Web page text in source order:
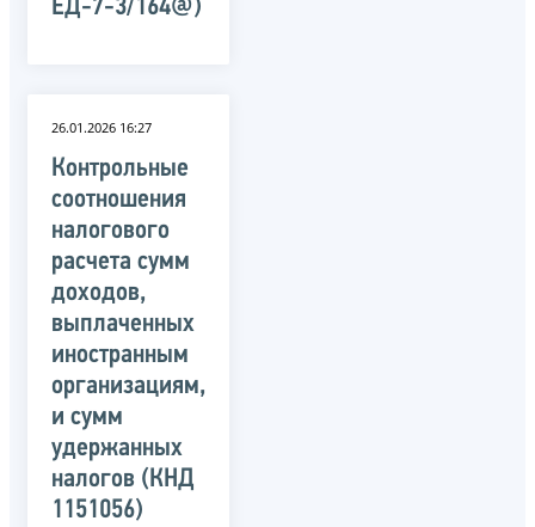
ЕД-7-3/164@)
26.01.2026 16:27
Контрольные
соотношения
налогового
расчета сумм
доходов,
выплаченных
иностранным
организациям,
и сумм
удержанных
налогов (КНД
1151056)